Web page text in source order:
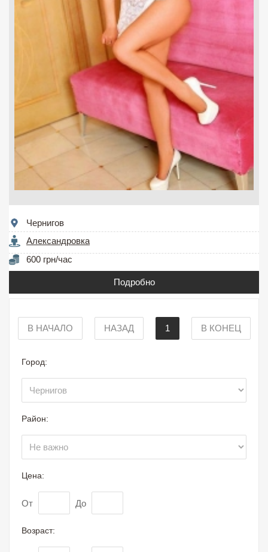
Чернигов
Александровка
600 грн/час
Подробно
В НАЧАЛО НАЗАД 1 В КОНЕЦ
Город:
Район:
Цена:
От До
Возраст: